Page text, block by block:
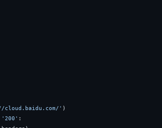
' )
'200' :